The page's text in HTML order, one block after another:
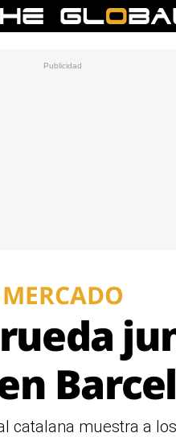
MERCADO
catalana muestra a